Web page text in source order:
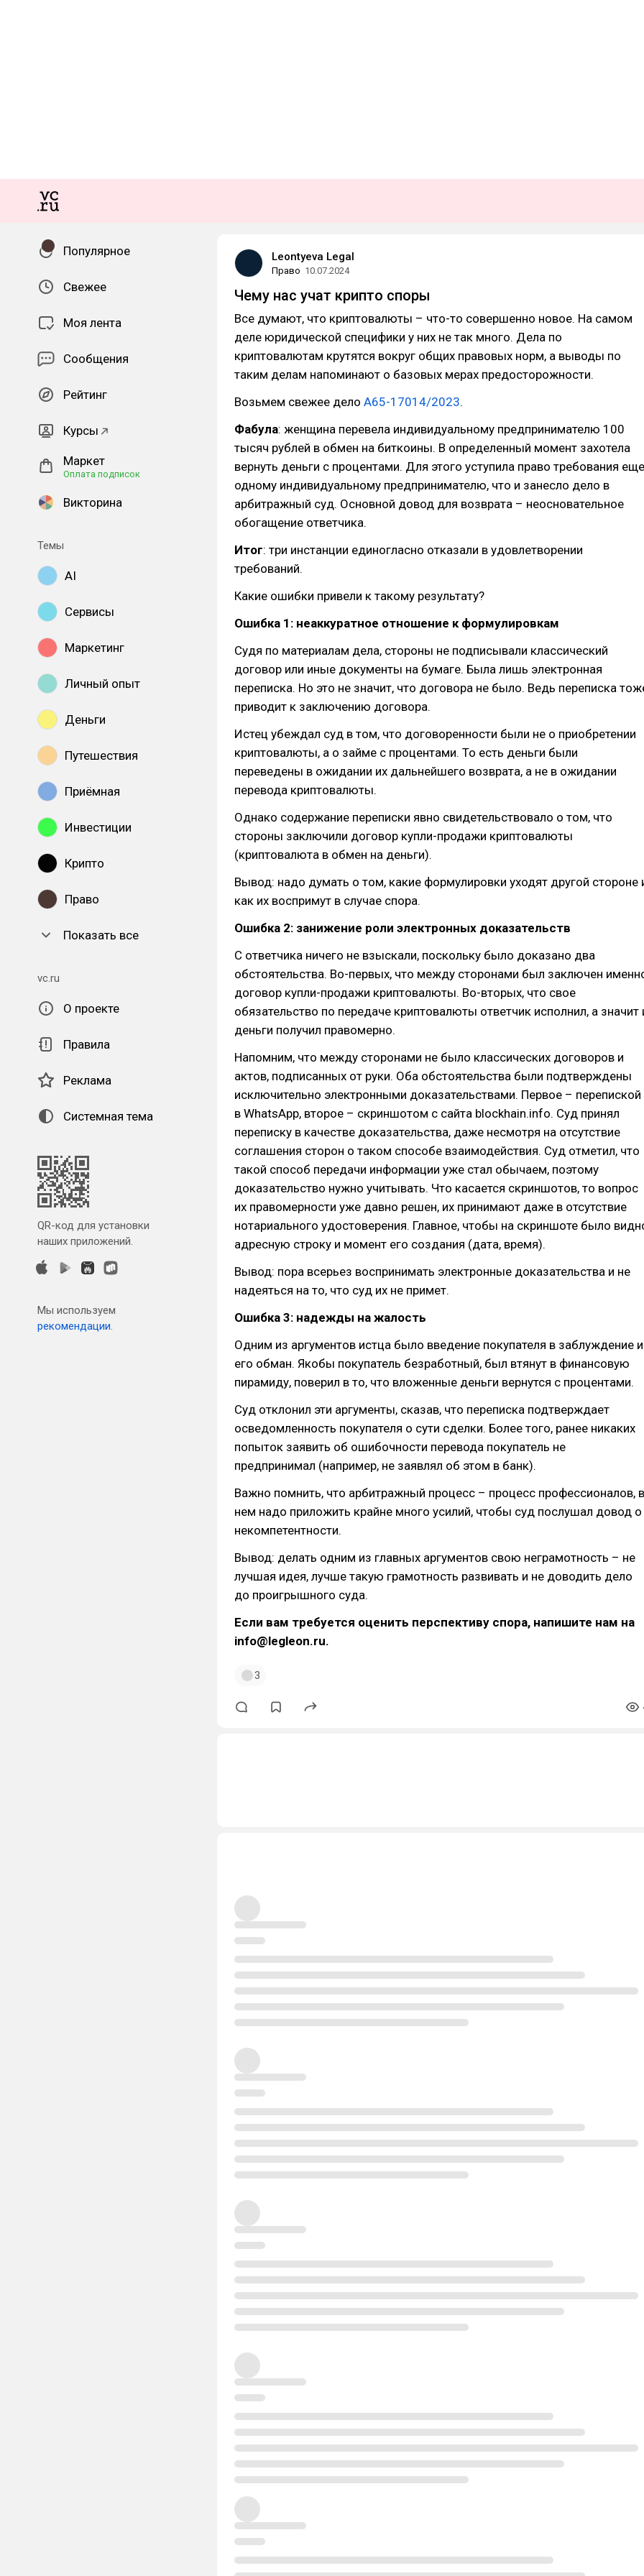
Популярное
Свежее
Моя лента
Сообщения
Рейтинг
Курсы
Маркет
Оплата подписок
Викторина
Темы
AI
Сервисы
Маркетинг
Личный опыт
Деньги
Путешествия
Приёмная
Инвестиции
Крипто
Право
Показать все
vc.ru
О проекте
Правила
Реклама
Системная тема
QR-код для установки
наших приложений.
Мы используем
рекомендации.
Leontyeva Legal
Право 10.07.2024
Чему нас учат крипто споры
Все думают, что криптовалюты – что-то совершенно новое. На самом
деле юридической специфики у них не так много. Дела по
криптовалютам крутятся вокруг общих правовых норм, а выводы по
таким делам напоминают о базовых мерах предосторожности.
Возьмем свежее дело А65-17014/2023.
Фабула: женщина перевела индивидуальному предпринимателю 100
тысяч рублей в обмен на биткоины. В определенный момент захотела
вернуть деньги с процентами. Для этого уступила право требования еще
одному индивидуальному предпринимателю, что и занесло дело в
арбитражный суд. Основной довод для возврата – неосновательное
обогащение ответчика.
Итог: три инстанции единогласно отказали в удовлетворении
требований.
Какие ошибки привели к такому результату?
Ошибка 1: неаккуратное отношение к формулировкам
Судя по материалам дела, стороны не подписывали классический
договор или иные документы на бумаге. Была лишь электронная
переписка. Но это не значит, что договора не было. Ведь переписка
приводит к заключению договора.
Истец убеждал суд в том, что договоренности были не о приобретении
криптовалюты, а о займе с процентами. То есть деньги были
переведены в ожидании их дальнейшего возврата, а не в ожидании
перевода криптовалюты.
Однако содержание переписки явно свидетельствовало о том, что
стороны заключили договор купли-продажи криптовалюты
(криптовалюта в обмен на деньги).
Вывод: надо думать о том, какие формулировки уходят другой стороне
как их воспримут в случае спора.
Ошибка 2: занижение роли электронных доказательств
С ответчика ничего не взыскали, поскольку было доказано два
обстоятельства. Во-первых, что между сторонами был заключен
договор купли-продажи криптовалюты. Во-вторых, что свое
обязательство по передаче криптовалюты ответчик исполнил, а значит
деньги получил правомерно.
Напомним, что между сторонами не было классических договоров и
актов, подписанных от руки. Оба обстоятельства были подтверждены
исключительно электронными доказательствами. Первое – перепиской
в WhatsApp, второе – скриншотом с сайта blockhain.info. Суд принял
переписку в качестве доказательства, даже несмотря на отсутствие
соглашения сторон о таком способе взаимодействия. Суд отметил, что
такой способ передачи информации уже стал обычаем, поэтому
доказательство нужно учитывать. Что касается скриншотов, то вопрос
их правомерности уже давно решен, их принимают даже в отсутствие
нотариального удостоверения. Главное, чтобы на скриншоте было
адресную строку и момент его создания (дата, время).
Вывод: пора всерьез воспринимать электронные доказательства и не
надеяться на то, что суд их не примет.
Ошибка 3: надежды на жалость
Одним из аргументов истца было введение покупателя в заблуждение и
его обман. Якобы покупатель безработный, был втянут в финансовую
пирамиду, поверил в то, что вложенные деньги вернутся с процентами.
Суд отклонил эти аргументы, сказав, что переписка подтверждает
осведомленность покупателя о сути сделки. Более того, ранее никаких
попыток заявить об ошибочности перевода покупатель не
предпринимал (например, не заявлял об этом в банк).
Важно помнить, что арбитражный процесс – процесс профессионалов, в
нем надо приложить крайне много усилий, чтобы суд послушал довод о
некомпетентности.
Вывод: делать одним из главных аргументов свою неграмотность – не
лучшая идея, лучше такую грамотность развивать и не доводить дело
до проигрышного суда.
Если вам требуется оценить перспективу спора, напишите нам на
info@legleon.ru.
3